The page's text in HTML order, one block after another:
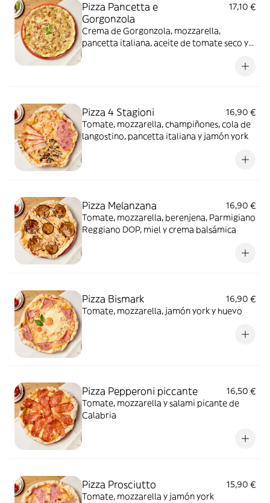
Pizza Pancetta e
Gorgonzola
17,10 €
Crema de Gorgonzola, mozzarella,
pancetta italiana, aceite de tomate seco y
Pizza 4 Stagioni
16,90 €
Tomate, mozzarella, champiñones, cola de
langostino, pancetta italiana y jamón york
Pizza Melanzana
16,90 €
Tomate, mozzarella, berenjena, Parmigiano
Reggiano DOP, miel y crema balsámica
Pizza Bismark
16,90 €
Tomate, mozzarella, jamón york y huevo
Pizza Pepperoni piccante
16,50 €
Tomate, mozzarella y salami picante de
Calabria
Pizza Prosciutto
15,90 €
Tomate, mozzarella y jamón york